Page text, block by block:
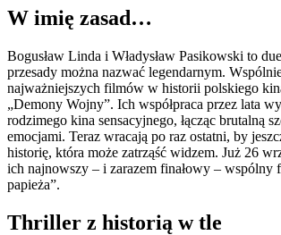
W imię zasad…
Bogusław Linda i Władysław Pasikowski to
przesady można nazwać legendarnym.
najważniejszych filmów w historii polskiego
„Demony Wojny”. Ich współpraca przez lata
rodzimego kina sensacyjnego, łącząc brutalną
emocjami. Teraz wracają po raz ostatni, by
historię, która może zatrząść widzem. Już 26
ich najnowszy – i zarazem finałowy – wspólny
papieża”.
Thriller z historią w tle